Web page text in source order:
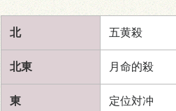
北 五黄殺
北東 月命的殺
東 定位対冲